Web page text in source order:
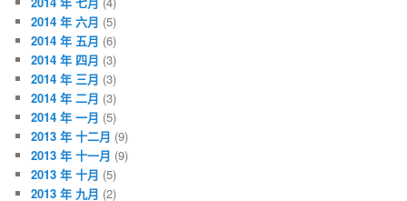
2014 年 六月 (5)
2014 年 五月 (6)
2014 年 四月 (3)
2014 年 三月 (3)
2014 年 二月 (3)
2014 年 一月 (5)
2013 年 十二月 (9)
2013 年 十一月 (9)
2013 年 十月 (5)
2013 年 九月 (2)